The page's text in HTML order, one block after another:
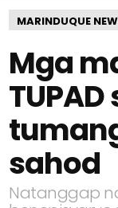
MARINDUQUE
Mga
sahod
Natanggap